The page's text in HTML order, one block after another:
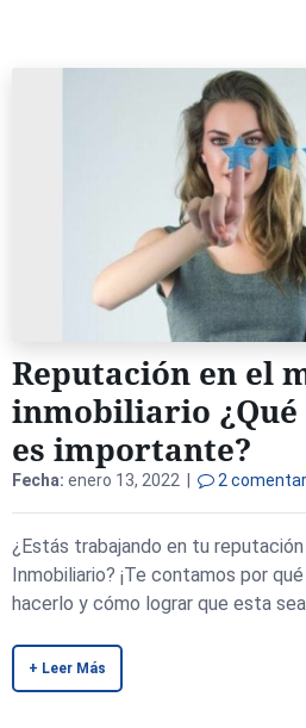
Reputación en el
inmobiliario ¿Qué
es importante?
Fecha: enero 13, 2022 | 2
¿Estás trabajando en tu
Inmobiliario? ¡Te contamos por
hacerlo y cómo lograr que esta
+ Leer Más